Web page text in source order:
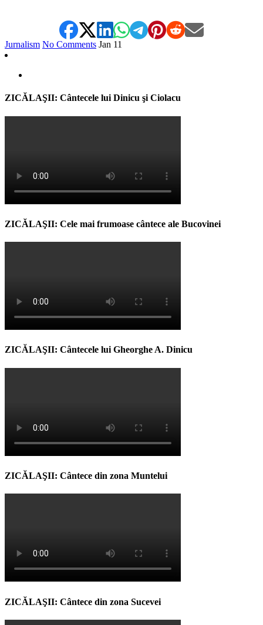
Jurnalism No Comments Jan 11
ZICĂLAŞII: Cântecele lui Dinicu şi Ciolacu
ZICĂLAŞII: Cele mai frumoase cântece ale Bucovinei
ZICĂLAŞII: Cântecele lui Gheorghe A. Dinicu
ZICĂLAŞII: Cântece din zona Muntelui
ZICĂLAŞII: Cântece din zona Sucevei